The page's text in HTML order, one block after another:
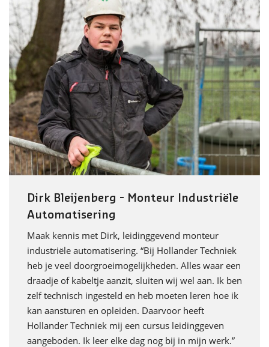
Dirk Bleijenberg - Monteur Industriële
Automatisering
Maak kennis met Dirk, leidinggevend monteur
industriële automatisering. “Bij Hollander Techniek
heb je veel doorgroeimogelijkheden. Alles waar een
draadje of kabeltje aanzit, sluiten wij wel aan. Ik ben
zelf technisch ingesteld en heb moeten leren hoe ik
kan aansturen en opleiden. Daarvoor heeft
Hollander Techniek mij een cursus leidinggeven
aangeboden. Ik leer elke dag nog bij in mijn werk.”